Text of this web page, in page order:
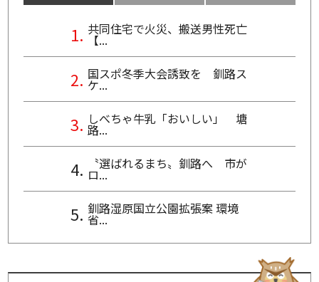
共同住宅で火災、搬送男性死亡
【...
国スポ冬季大会誘致を 釧路ス
ケ...
しべちゃ牛乳「おいしい」 塘
路...
〝選ばれるまち〟釧路へ 市が
ロ...
釧路湿原国立公園拡張案 環境
省...